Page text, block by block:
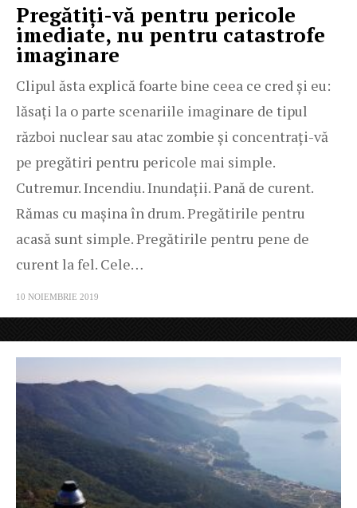
Pregătiți-vă pentru pericole
imediate, nu pentru catastrofe
imaginare
Clipul ăsta explică foarte bine ceea ce cred și eu:
lăsați la o parte scenariile imaginare de tipul
război nuclear sau atac zombie și concentrați-vă
pe pregătiri pentru pericole mai simple.
Cutremur. Incendiu. Inundații. Pană de curent.
Rămas cu mașina în drum. Pregătirile pentru
acasă sunt simple. Pregătirile pentru pene de
curent la fel. Cele…
10 NOIEMBRIE 2019